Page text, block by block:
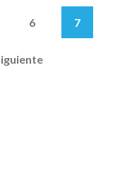
6 7